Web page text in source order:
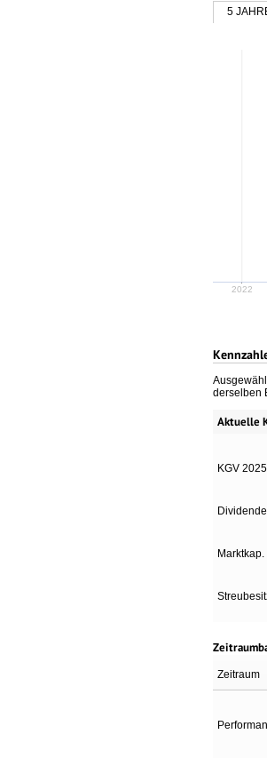
5
2022
derselben
Aktuelle
KGV 2025
Zeitraum